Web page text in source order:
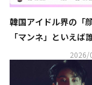
韓国アイドル界の「
「マンネ」といえば
推しタイプ別調査の
2026/